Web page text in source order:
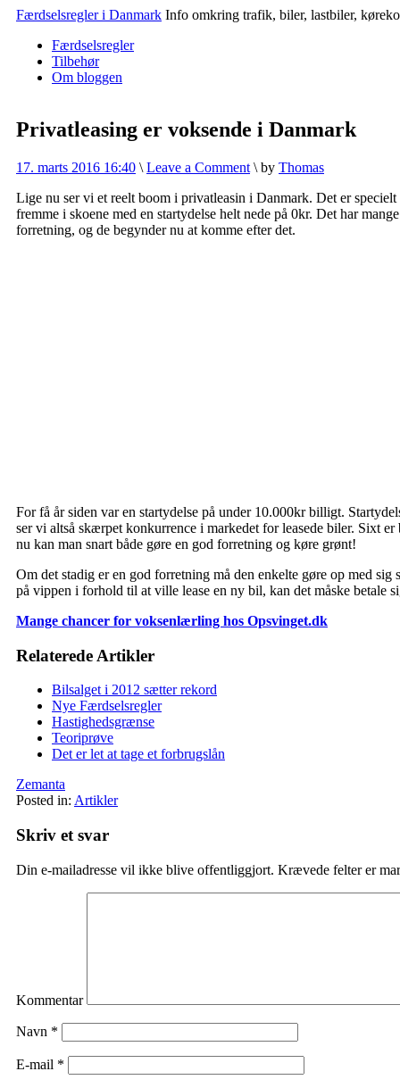
Færdselsregler i Danmark Info omkring trafik, biler, lastbiler,
Færdselsregler
Tilbehør
Om bloggen
Privatleasing er voksende i Danmark
17. marts 2016 16:40 \ Leave a Comment \ by Thomas
Lige nu ser vi et reelt boom i privatleasin i Danmark. Det er
fremme i skoene med en startydelse helt nede på 0kr. Det har
forretning, og de begynder nu at komme efter det.
For få år siden var en startydelse på under 10.000kr billigt.
ser vi altså skærpet konkurrence i markedet for leasede biler. Sixt er
nu kan man snart både gøre en god forretning og køre grønt!
Om det stadig er en god forretning må den enkelte gøre op med
på vippen i forhold til at ville lease en ny bil, kan det måske betale
Mange chancer for voksenlærling hos Opsvinget.dk
Relaterede Artikler
Bilsalget i 2012 sætter rekord
Nye Færdselsregler
Hastighedsgrænse
Teoriprøve
Det er let at tage et forbrugslån
Zemanta
Posted in: Artikler
Skriv et svar
Din e-mailadresse vil ikke blive offentliggjort. Krævede felter er
Kommentar
Navn *
E-mail *